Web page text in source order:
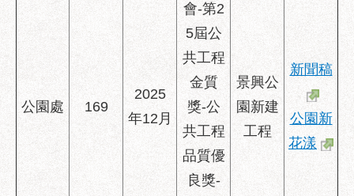
策
聯
方
式
暨
所
公園處 169
2025
年12月
會-第2
5屆公
共工程
金質
獎-公
共工程
品質優
良獎-
景興公
園新建
工程
新聞稿
公園新
花漾